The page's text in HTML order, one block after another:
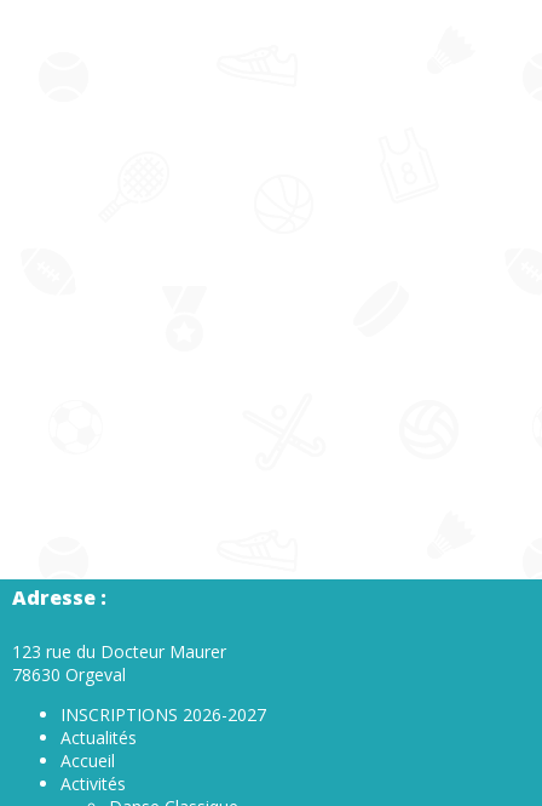
Adresse :
123 rue du Docteur Maurer
78630 Orgeval
INSCRIPTIONS 2026-2027
Actualités
Accueil
Activités